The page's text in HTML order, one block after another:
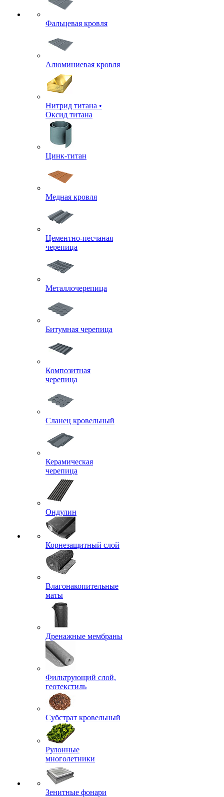
Фальцевая кровля
Алюминиевая кровля
Нитрид титана •
Оксид титана
Цинк-титан
Медная кровля
Цементно-песчаная
черепица
Металлочерепица
Битумная черепица
Композитная
черепица
Сланец кровельный
Керамическая
черепица
Ондулин
Корнезащитный слой
Влагонакопительные
маты
Дренажные мембраны
Фильтрующий слой,
геотекстиль
Субстрат кровельный
Рулонные
многолетники
Зенитные фонари